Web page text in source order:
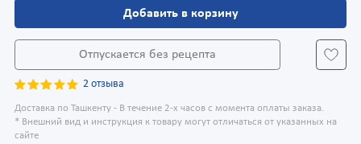
Добавить в корзину
Отпускается без рецепта
2 отзыва
Доставка по Ташкенту - В течение 2-х часов с момента оплаты заказа.
* Внешний вид и инструкция к товару могут отличаться от указанных на
сайте